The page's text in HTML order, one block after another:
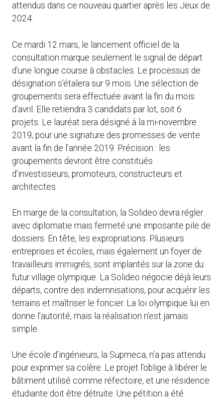
attendus dans ce nouveau quartier après les Jeux de
2024.
Ce mardi 12 mars, le lancement officiel de la
consultation marque seulement le signal de départ
d’une longue course à obstacles. Le processus de
désignation s’étalera sur 9 mois. Une sélection de
groupements sera effectuée avant la fin du mois
d’avril. Elle retiendra 3 candidats par lot, soit 6
projets. Le lauréat sera désigné à la mi-novembre
2019, pour une signature des promesses de vente
avant la fin de l’année 2019. Précision : les
groupements devront être constitués
d’investisseurs, promoteurs, constructeurs et
architectes.
En marge de la consultation, la Solideo devra régler
avec diplomatie mais fermeté une imposante pile de
dossiers. En tête, les expropriations. Plusieurs
entreprises et écoles, mais également un foyer de
travailleurs immigrés, sont implantés sur la zone du
futur village olympique. La Solideo négocie déjà leurs
départs, contre des indemnisations, pour acquérir les
terrains et maîtriser le foncier. La loi olympique lui en
donne l’autorité, mais la réalisation n’est jamais
simple.
Une école d’ingénieurs, la Supmeca, n’a pas attendu
pour exprimer sa colère. Le projet l’oblige à libérer le
bâtiment utilisé comme réfectoire, et une résidence
étudiante doit être détruite. Une pétition a été